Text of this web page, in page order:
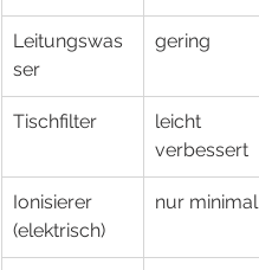
Leitungswas
ser
gering
Tischfilter
leicht
verbessert
Ionisierer
(elektrisch)
nur minimal